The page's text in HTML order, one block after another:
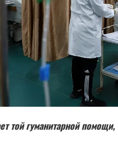
той гуманитарной